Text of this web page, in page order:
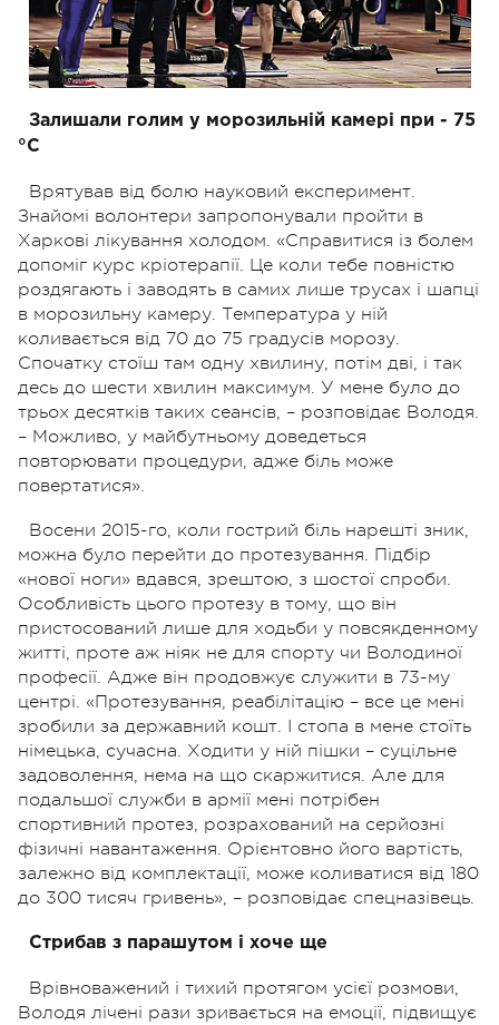
Залишали голим у морозильній камері при - 75
°С
Врятував від болю науковий експеримент.
Знайомі волонтери запропонували пройти в
Харкові лікування холодом. «Справитися із болем
допоміг курс кріотерапії. Це коли тебе повністю
роздягають і заводять в самих лише трусах і шапці
в морозильну камеру. Температура у ній
коливається від 70 до 75 градусів морозу.
Спочатку стоїш там одну хвилину, потім дві, і так
десь до шести хвилин максимум. У мене було до
трьох десятків таких сеансів, – розповідає Володя.
– Можливо, у майбутньому доведеться
повторювати процедури, адже біль може
повертатися».
Восени 2015-го, коли гострий біль нарешті зник,
можна було перейти до протезування. Підбір
«нової ноги» вдався, зрештою, з шостої спроби.
Особливість цього протезу в тому, що він
пристосований лише для ходьби у повсякденному
житті, проте аж ніяк не для спорту чи Володиної
професії. Адже він продовжує служити в 73-му
центрі. «Протезування, реабілітацію – все це мені
зробили за державний кошт. І стопа в мене стоїть
німецька, сучасна. Ходити у ній пішки – суцільне
задоволення, нема на що скаржитися. Але для
подальшої служби в армії мені потрібен
спортивний протез, розрахований на серйозні
фізичні навантаження. Орієнтовно його вартість,
залежно від комплектації, може коливатися від 180
до 300 тисяч гривень», – розповідає спецназівець.
Стрибав з парашутом і хоче ще
Врівноважений і тихий протягом усієї розмови,
Володя лічені рази зривається на емоції, підвищує